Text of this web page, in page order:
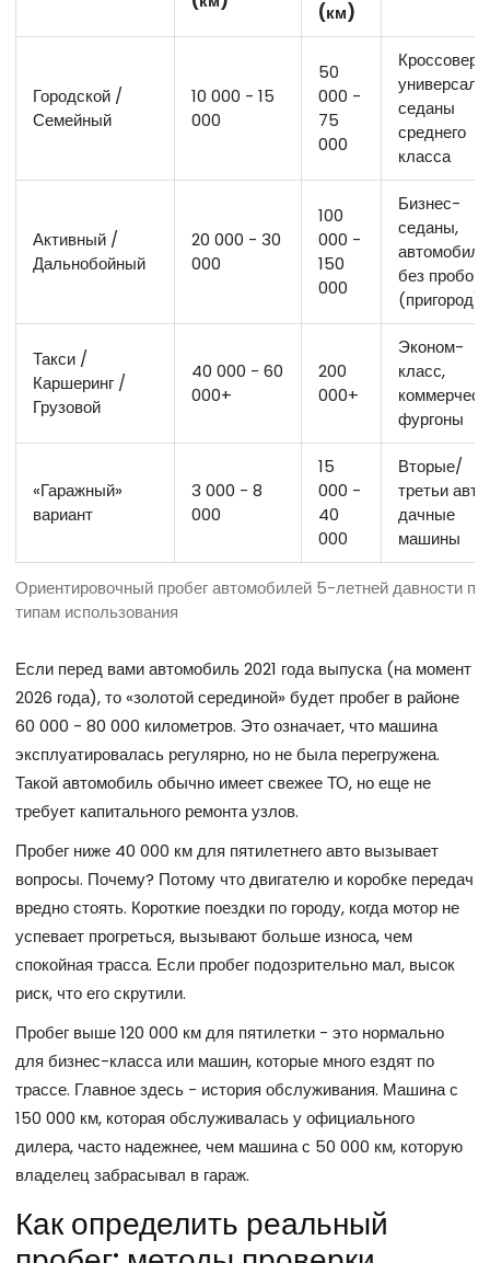
Ориентировочный пробег автомобилей 5-летней давности по
типам использования
(км)
Городской /
Семейный
10 000 - 15
000
50
000 -
75
000
седаны
среднего
класса
Активный /
Дальнобойный
20 000 - 30
000
100
000 -
150
000
Бизнес-
седаны,
автомобили
без пробок
(пригород)
Такси /
Каршеринг /
Грузовой
40 000 - 60
000+
200
000+
Эконом-
класс,
фургоны
«Гаражный»
вариант
3 000 - 8
000
15
000 -
40
000
Вторые/
третьи авто,
дачные
машины
Если перед вами автомобиль 2021 года выпуска (на момент
2026 года), то «золотой серединой» будет пробег в районе
60 000 - 80 000 километров. Это означает, что машина
эксплуатировалась регулярно, но не была перегружена.
Такой автомобиль обычно имеет свежее ТО, но еще не
требует капитального ремонта узлов.
Пробег ниже 40 000 км для пятилетнего авто вызывает
вопросы. Почему? Потому что двигателю и коробке передач
вредно стоять. Короткие поездки по городу, когда мотор не
успевает прогреться, вызывают больше износа, чем
спокойная трасса. Если пробег подозрительно мал, высок
риск, что его скрутили.
Пробег выше 120 000 км для пятилетки - это нормально
для бизнес-класса или машин, которые много ездят по
трассе. Главное здесь - история обслуживания. Машина с
150 000 км, которая обслуживалась у официального
дилера, часто надежнее, чем машина с 50 000 км, которую
владелец забрасывал в гараж.
Как определить реальный